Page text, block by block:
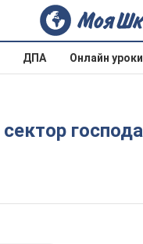
ДПА Онлайн уроки